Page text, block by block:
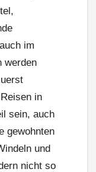
im
werden
in
sein, auch
gewohnten
und
nicht so